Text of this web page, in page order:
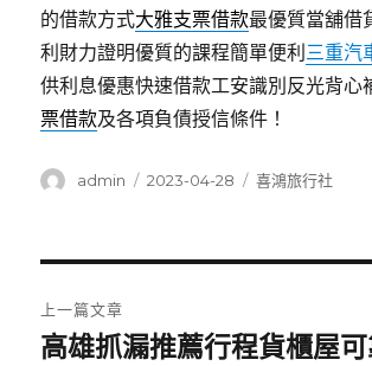
的借款方式大雅支票借款最優質當舖借
利財力證明優質的課程簡單便利 三重汽
供利息優惠快速借款工安識別反光背心
票借款及各項負債授信條件！
作
admin
發
2023-04-28
分
喜鴻旅行社
章
上一篇文章
上
高雄抓漏推薦行程貨櫃屋